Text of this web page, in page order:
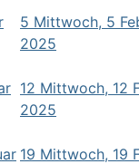
5 Mittwoch, 5
2025
12 Mittwoch, 12
2025
19 Mittwoch, 19